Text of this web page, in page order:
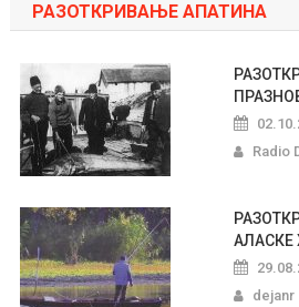
РАЗОТКРИВАЊЕ АПАТИНА
Radio
АЛАСКЕ
dejanr